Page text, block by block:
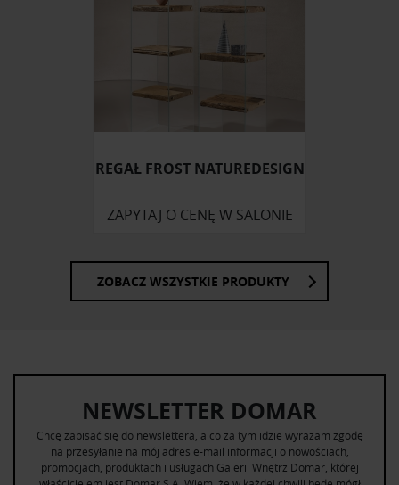
REGAŁ FROST NATUREDESIGN
ZAPYTAJ O CENĘ W SALONIE
ZOBACZ WSZYSTKIE PRODUKTY
NEWSLETTER DOMAR
Chcę zapisać się do newslettera, a co za tym idzie wyrażam zgodę
na przesyłanie na mój adres e-mail informacji o nowościach,
promocjach, produktach i usługach Galerii Wnętrz Domar, której